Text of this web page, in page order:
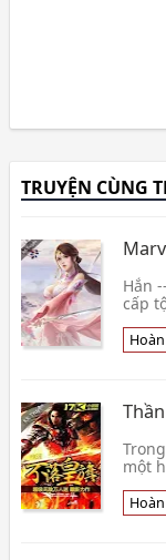
TRUYỆN CÙNG
Hắn
cấp
một